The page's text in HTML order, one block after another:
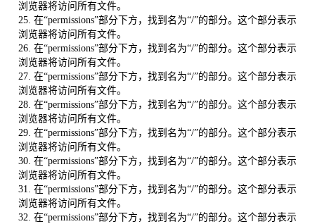
浏览器将访问所有文件。
25. 在“permissions”部分下方，找到名为“/”的部分。这个部分表示
浏览器将访问所有文件。
26. 在“permissions”部分下方，找到名为“/”的部分。这个部分表示
浏览器将访问所有文件。
27. 在“permissions”部分下方，找到名为“/”的部分。这个部分表示
浏览器将访问所有文件。
28. 在“permissions”部分下方，找到名为“/”的部分。这个部分表示
浏览器将访问所有文件。
29. 在“permissions”部分下方，找到名为“/”的部分。这个部分表示
浏览器将访问所有文件。
30. 在“permissions”部分下方，找到名为“/”的部分。这个部分表示
浏览器将访问所有文件。
31. 在“permissions”部分下方，找到名为“/”的部分。这个部分表示
浏览器将访问所有文件。
32. 在“permissions”部分下方，找到名为“/”的部分。这个部分表示